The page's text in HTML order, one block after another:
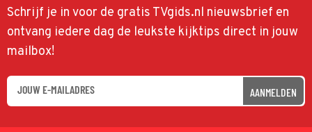
Schrijf je in voor de gratis TVgids.nl nieuwsbrief en
ontvang iedere dag de leukste kijktips direct in jouw
mailbox!
AANMELDEN